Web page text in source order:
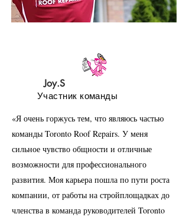
Joy.S
Участник команды
«Я очень горжусь тем, что являюсь частью
команды Toronto Roof Repairs. У меня
сильное чувство общности и отличные
возможности для профессионального
развития. Моя карьера пошла по пути роста
компании, от работы на стройплощадках до
членства в команда руководителей Toronto